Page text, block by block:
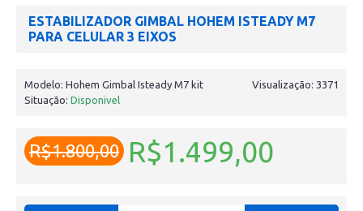
ESTABILIZADOR GIMBAL HOHEM ISTEADY M7
PARA CELULAR 3 EIXOS
Visualização: 3371
Modelo: Hohem Gimbal Isteady M7 kit
Situação: Disponivel
R$1.800,00 R$1.499,00